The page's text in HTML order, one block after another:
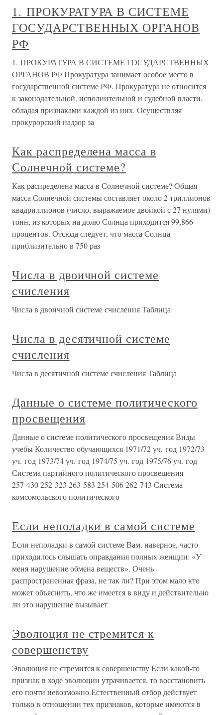
1. ПРОКУРАТУРА В СИСТЕМЕ
ГОСУДАРСТВЕННЫХ ОРГАНОВ
РФ
1. ПРОКУРАТУРА В СИСТЕМЕ ГОСУДАРСТВЕННЫХ
ОРГАНОВ РФ Прокуратура занимает особое место в
государственной системе РФ. Прокуратура не относится
к законодательной, исполнительной и судебной власти,
обладая признаками каждой из них. Осуществляя
прокурорский надзор за
Как распределена масса в
Солнечной системе?
Как распределена масса в Солнечной системе? Общая
масса Солнечной системы составляет около 2 триллионов
квадриллионов (число, выражаемое двойкой с 27 нулями)
тонн, из которых на долю Солнца приходится 99,866
процентов. Отсюда следует, что масса Солнца
приблизительно в 750 раз
Числа в двоичной системе
счисления
Числа в двоичной системе счисления Таблица
Числа в десятичной системе
счисления
Числа в десятичной системе счисления Таблица
Данные о системе политического
просвещения
Данные о системе политического просвещения Виды
учебы Количество обучающихся 1971/72 уч. год 1972/73
уч. год 1973/74 уч. год 1974/75 уч. год 1975/76 уч. год
Система партийного политического просвещения
257 430 252 323 263 583 254 506 262 743 Система
комсомольского политического
Если неполадки в самой системе
Если неполадки в самой системе Вам, наверное, часто
приходилось слышать оправдания полных женщин: «У
меня нарушение обмена веществ». Очень
распространенная фраза, не так ли? При этом мало кто
может объяснить, что же имеется в виду и действительно
ли это нарушение вызывает
Эволюция не стремится к
совершенству
Эволюция не стремится к совершенству Если какой-то
признак в ходе эволюции утрачивается, то восстановить
его почти невозможно.Естественный отбор действует
только в отношении тех признаков, которые имеются в